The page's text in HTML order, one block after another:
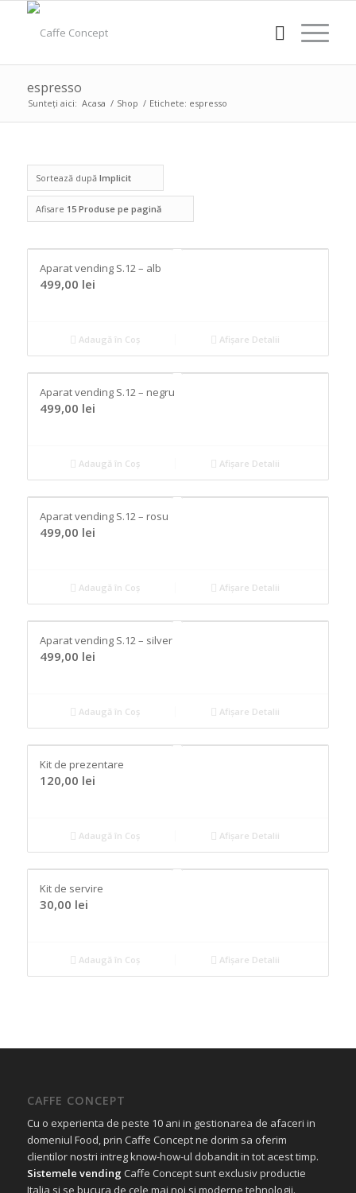
espresso
Sunteți aici: Acasa / Shop / Etichete: espresso
Sortează după Implicit
Afisare 15 Produse pe pagină
Aparat vending S.12 – alb
499,00 lei
Adaugă în Coș Afișare Detalii
Aparat vending S.12 – negru
499,00 lei
Adaugă în Coș Afișare Detalii
Aparat vending S.12 – rosu
499,00 lei
Adaugă în Coș Afișare Detalii
Aparat vending S.12 – silver
499,00 lei
Adaugă în Coș Afișare Detalii
Kit de prezentare
120,00 lei
Adaugă în Coș Afișare Detalii
Kit de servire
30,00 lei
Adaugă în Coș Afișare Detalii
CAFFE CONCEPT
Cu o experienta de peste 10 ani in gestionarea de afaceri in
domeniul Food, prin Caffe Concept ne dorim sa oferim
clientilor nostri intreg know-how-ul dobandit in tot acest timp.
Sistemele vending Caffe Concept sunt exclusiv productie
Italia si se bucura de cele mai noi si moderne tehnologii.